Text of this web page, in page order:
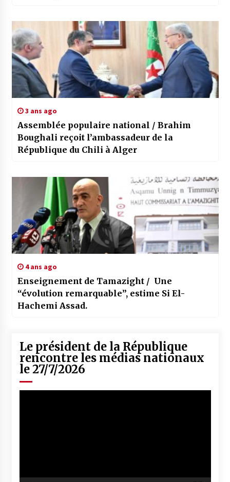
3 ans ago
Assemblée populaire national / Brahim
Boughali reçoit l’ambassadeur de la
République du Chili à Alger
4 ans ago
Enseignement de Tamazight / Une
“évolution remarquable”, estime Si El-
Hachemi Assad.
Le président de la République
rencontre les médias nationaux
le 27/7/2026